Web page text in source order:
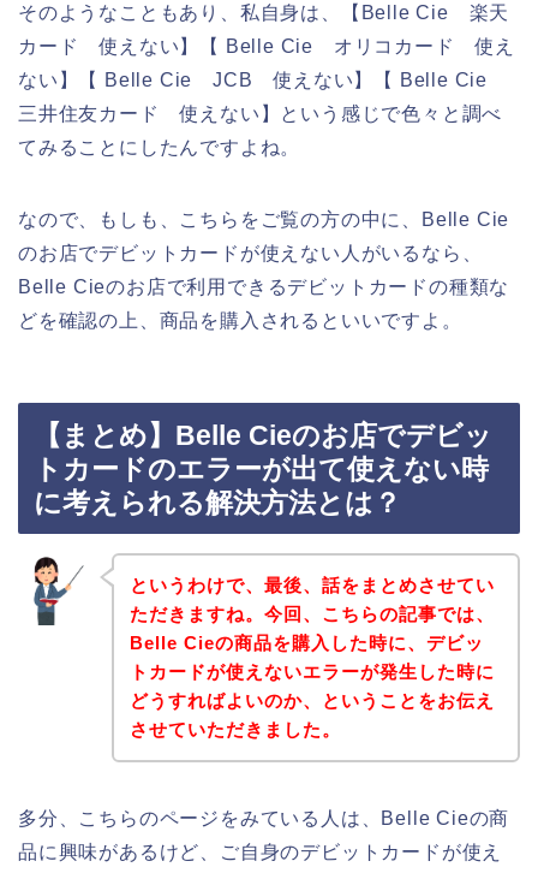
そのようなこともあり、私自身は、【Belle Cie 楽天
カード 使えない】【 Belle Cie オリコカード 使え
ない】【 Belle Cie JCB 使えない】【 Belle Cie
三井住友カード 使えない】という感じで色々と調べ
てみることにしたんですよね。
なので、もしも、こちらをご覧の方の中に、Belle Cie
のお店でデビットカードが使えない人がいるなら、
Belle Cieのお店で利用できるデビットカードの種類な
どを確認の上、商品を購入されるといいですよ。
【まとめ】Belle Cieのお店でデビッ
トカードのエラーが出て使えない時
に考えられる解決方法とは？
というわけで、最後、話をまとめさせてい
ただきますね。今回、こちらの記事では、
Belle Cieの商品を購入した時に、デビッ
トカードが使えないエラーが発生した時に
どうすればよいのか、ということをお伝え
させていただきました。
多分、こちらのページをみている人は、Belle Cieの商
品に興味があるけど、ご自身のデビットカードが使え